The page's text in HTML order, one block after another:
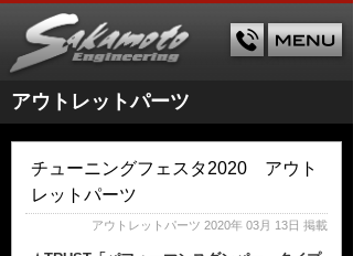
アウトレットパーツ
チューニングフェスタ2020 アウト
レットパーツ
アウトレットパーツ 2020年 03月 13日 掲載